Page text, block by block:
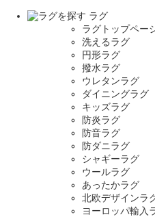
ラグ
ラグトップペー
洗えるラグ
円形ラグ
撥水ラグ
ウレタンラグ
ダイニングラグ
キッズラグ
防炎ラグ
防音ラグ
防ダニラグ
シャギーラグ
ウールラグ
あったかラグ
北欧デザインラ
ヨーロッパ輸入